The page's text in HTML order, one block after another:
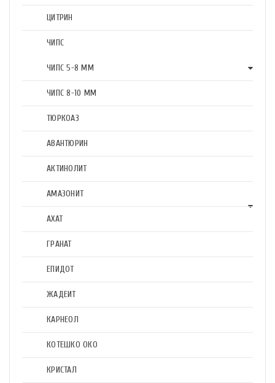
ЦИТРИН
ЧИПС
ЧИПС 5-8 ММ
ЧИПС 8-10 ММ
ТЮРКОАЗ
АВАНТЮРИН
АКТИНОЛИТ
АМАЗОНИТ
АХАТ
ГРАНАТ
ЕПИДОТ
ЖАДЕИТ
КАРНЕОЛ
КОТЕШКО ОКО
КРИСТАЛ